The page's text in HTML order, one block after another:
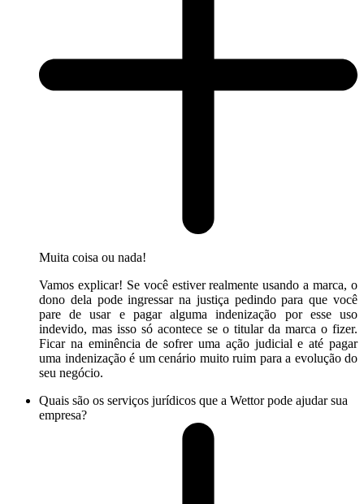
Muita coisa ou nada!
Vamos explicar! Se você estiver realmente usando a marca, o
dono dela pode ingressar na justiça pedindo para que você
pare de usar e pagar alguma indenização por esse uso
indevido, mas isso só acontece se o titular da marca o fizer.
Ficar na eminência de sofrer uma ação judicial e até pagar
uma indenização é um cenário muito ruim para a evolução do
seu negócio.
Quais são os serviços jurídicos que a Wettor pode ajudar sua
empresa?